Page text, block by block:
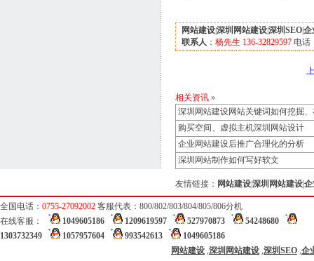
网站建设深圳网站建设深圳SEO企
联系人 ： 杨先生 136-32829597 电话
相关资讯 »
深圳网站建设网站关键词如何挖掘
购买空间、虚拟主机深圳网站设计
企业网站建设后推广合理化的分析
深圳网站制作如何写好软文
友情链接： 网站建设深圳网站建设
全国电话： 0755-27092002 客服代表：800/802/803/804/805/806分机
在线客服：
1049605186 1209619597 527970873
54248680
1303732349
1057957604 993542613
1049605186
网站建设 ,深圳网站建设 ,深圳SEO ,企